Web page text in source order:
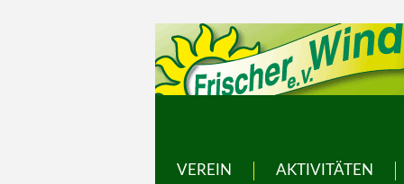
VEREIN AKTIVITÄTEN